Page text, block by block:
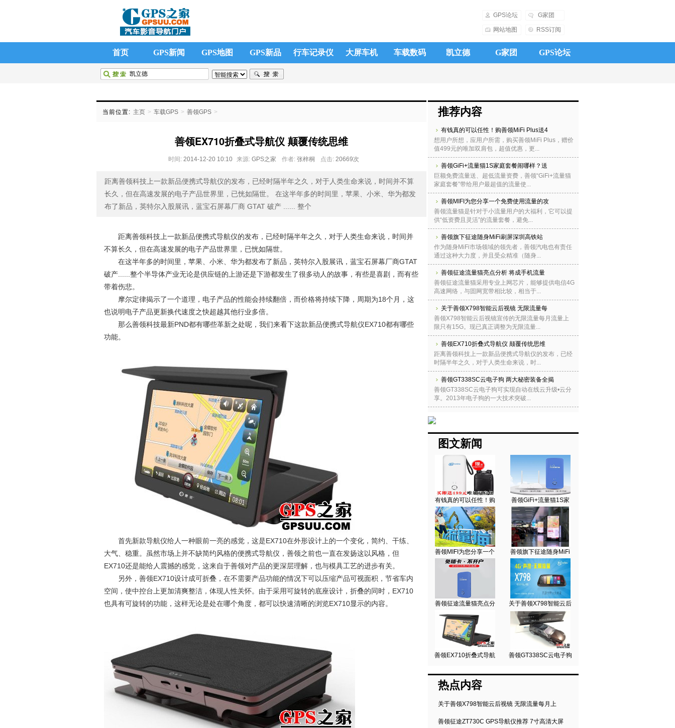
GPS论坛 G家团
网站地图 RSS订阅
首页 GPS新闻 GPS地图 GPS新品 行车记录仪 大屏车机 车载数码 凯立德 G家团 GPS论坛
当前位置: 主页 > 车载GPS > 善领GPS >
善领EX710折叠式导航仪 颠覆传统思维
时间: 2014-12-20 10:10 来源: GPS之家 作者: 张梓桐 点击: 20669次
距离善领科技上一款新品便携式导航仪的发布，已经时隔半年之久，对于人类生命来说，时间并不算
长久，但在高速发展的电子产品世界里，已恍如隔世。 在这半年多的时间里，苹果、小米、华为都发
布了新品，英特尔入股展讯，蓝宝石屏幕厂商 GTAT 破产 ...... 整个
距离善领科技上一款新品便携式导航仪的发布，已经时隔半年之久，对于人类生命来说，时间并
不算长久，但在高速发展的电子产品世界里，已恍如隔世。
在这半年多的时间里，苹果、小米、华为都发布了新品，英特尔入股展讯，蓝宝石屏幕厂商GTAT
破产
整个半导体产业无论是供应链的上游还是下游都发生了很多动人的故事，有些是喜剧，而有些
带着伤悲。
摩尔定律揭示了一个道理，电子产品的性能会持续翻倍，而价格将持续下降，周期为18个月，这
也说明电子产品更新换代速度之快超越其他行业多倍。
那么善领科技最新PND都有哪些革新之处呢，我们来看下这款新品便携式导航仪EX710都有哪些
功能。
首先新款导航仪给人一种眼前一亮的感觉，这是EX710在外形设计上的一个变化，简约、干练、
大气、稳重。虽然市场上并不缺简约风格的便携式导航仪，善领之前也一直在发扬这以风格，但
EX710还是能给人震撼的感觉，这来自于善领对产品的更深层理解，也与模具工艺的进步有关。
另外，善领EX710设计成可折叠，在不需要产品功能的情况下可以压缩产品可视面积，节省车内
空间，使中控台上更加清爽整洁，体现人性关怀。由于采用可旋转的底座设计，折叠的同时， EX710
也具有可旋转的功能，这样无论是处在哪个角度，都可以快速清晰的浏览EX710显示的内容。
推荐内容
有钱真的可以任性！购善领MiFi Plus送4
想用户所想，应用户所需，购买善领MiFi Plus，赠价
值499元的唯加双肩包，超值优惠，更...
善领GiFi+流量猫1S家庭套餐闹哪样？送
巨额免费流量送、超低流量资费，善领“GiFi+流量猫
家庭套餐”带给用户最超值的流量使...
善领MIFI为您分享一个免费使用流量的攻
善领流量猫是针对于小流量用户的大福利，它可以提
供“低资费且灵活”的流量套餐，避免...
善领旗下征途随身MiFi刷屏深圳高铁站
作为随身MiFi市场领域的领先者，善领汽电也有责任
通过这种大力度，并且受众精准（随身...
善领征途流量猫亮点分析 将成手机流量
善领征途流量猫采用专业上网芯片，能够提供电信4G
高速网络，与固网宽带相比较，相当于...
关于善领X798智能云后视镜 无限流量每
善领X798智能云后视镜宣传的无限流量每月流量上
限只有15G。现已真正调整为无限流量...
善领EX710折叠式导航仪 颠覆传统思维
距离善领科技上一款新品便携式导航仪的发布，已经
时隔半年之久，对于人类生命来说，时...
善领GT338SC云电子狗 两大秘密装备全揭
善领GT338SC云电子狗可实现自动在线云升级•云分
享。2013年电子狗的一大技术突破...
图文新闻
有钱真的可以任性！购 善领GiFi+流量猫1S家
善领MIFI为您分享一个 善领旗下征途随身MiFi
善领征途流量猫亮点分 关于善领X798智能云后
善领EX710折叠式导航 善领GT338SC云电子狗
热点内容
关于善领X798智能云后视镜 无限流量每月上
善领征途ZT730C GPS导航仪推荐 7寸高清大屏